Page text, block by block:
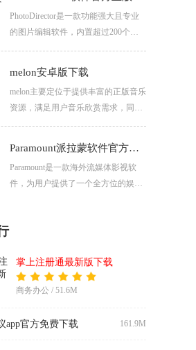
需要不断解锁新的食材、菜谱和地
区，以吸引更多的顾客并提升餐厅的
知名度。
PhotoDirector是一款功能强大且专业
的图片编辑软件，内置超过200个独
涵盖了各种风格，包括复古、黑白、
电影感等，让用户能够轻松为图片添
加各种特效和氛围。
melon安卓版下载
melon主要定位于提供丰富的正版音乐
资源，满足用户音乐欣赏需求，同时
Paramount派拉蒙软件官方正版下载
Paramount是一款海外流媒体影视软
件，为用户提供了一个全方位的娱乐
这里尽情享受电影带来的视觉盛宴。
掌上注册通最新版下载
商务办公 / 51.6M
app官方免费下载 161.9M